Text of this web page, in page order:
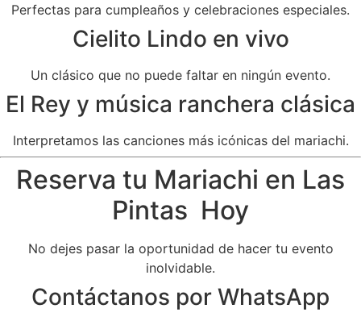
Perfectas para cumpleaños y celebraciones especiales.
Cielito Lindo en vivo
Un clásico que no puede faltar en ningún evento.
El Rey y música ranchera clásica
Interpretamos las canciones más icónicas del mariachi.
Reserva tu Mariachi en Las
Pintas Hoy
No dejes pasar la oportunidad de hacer tu evento
inolvidable.
Contáctanos por WhatsApp